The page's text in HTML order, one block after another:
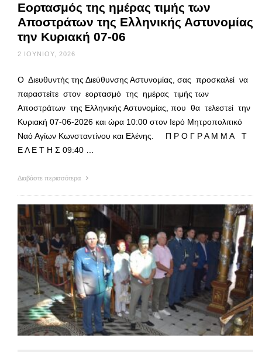
Εορτασμός της ημέρας τιμής των
Αποστράτων της Ελληνικής Αστυνομίας
την Κυριακή 07-06
2 ΙΟΥΝΊΟΥ, 2026
Ο Διευθυντής της Διεύθυνσης Αστυνομίας, σας προσκαλεί να
παραστείτε στον εορτασμό της ημέρας τιμής των
Αποστράτων της Ελληνικής Αστυνομίας, που θα τελεστεί την
Κυριακή 07-06-2026 και ώρα 10:00 στον Ιερό Μητροπολιτικό
Ναό Αγίων Κωνσταντίνου και Ελένης. Π Ρ Ο Γ Ρ Α Μ Μ Α Τ
Ε Λ Ε Τ Η Σ 09:40 …
Διαβάστε περισσότερα